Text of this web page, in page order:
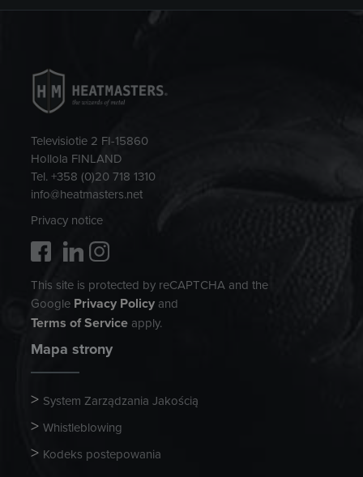
Televisiotie 2 FI-15860
Hollola FINLAND
Tel. +358 (0)20 718 1310
info@heatmasters.net
Privacy notice
This site is protected by reCAPTCHA and the
Google Privacy Policyand
Terms of Serviceapply.
Mapa strony
System Zarządzania Jakością
Whistleblowing
Kodeks postepowania